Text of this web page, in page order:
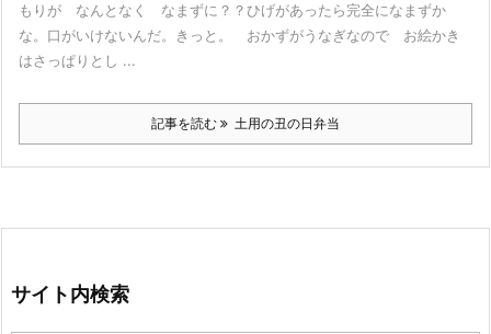
もりが なんとなく なまずに？？ひげがあったら完全になまずか
な。口がいけないんだ。きっと。 おかずがうなぎなので お絵かき
はさっぱりとし ...
記事を読む 土用の丑の日弁当
サイト内検索